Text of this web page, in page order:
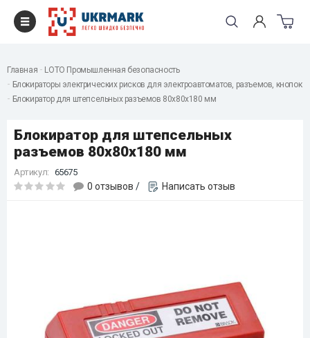
Главная
LOTO Промышленная безопасность
Блокираторы электрических рисков для электроавтоматов, разъемов, кнопок
Блокиратор для штепсельных разъемов 80х80х180 мм
Блокиратор для штепсельных
разъемов 80х80х180 мм
Артикул: 65675
0 отзывов / Написать отзыв